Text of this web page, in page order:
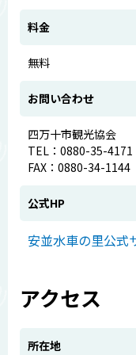
料金
無料
お問い合わせ
四万十市観光協会
TEL：0880-35-4171
FAX：0880-34-1144
公式HP
安並水車の里公式
アクセス
所在地